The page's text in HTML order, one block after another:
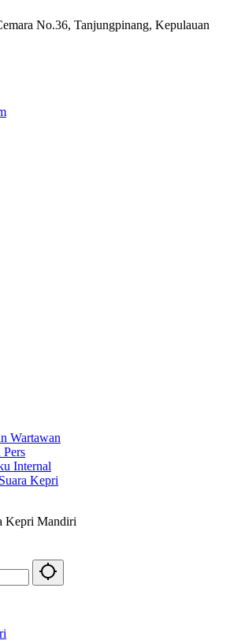
No.36, Tanjungpinang, Kepulauan
Wartawan
Pers
Internal
Kepri
Kepri Mandiri